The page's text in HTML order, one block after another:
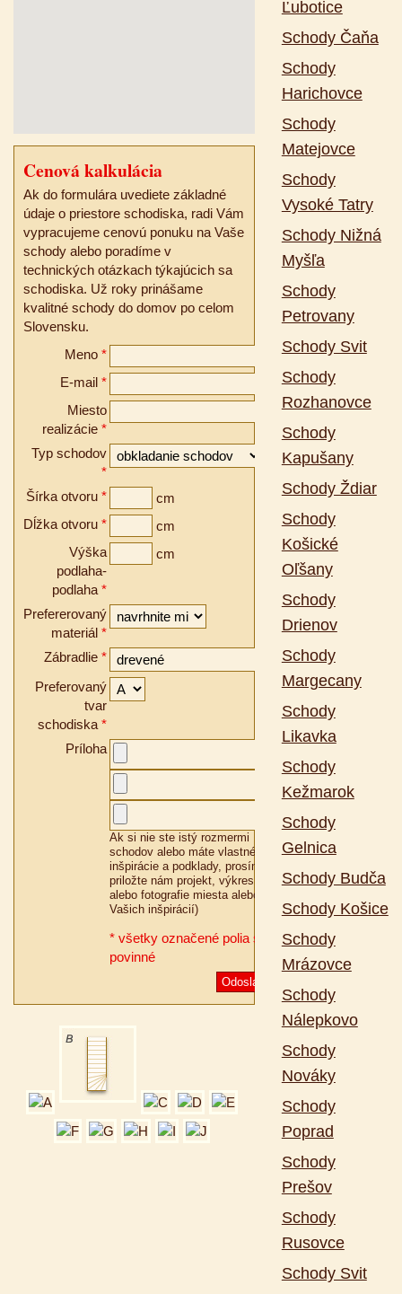
Cenová kalkulácia
Ak do formulára uvediete základné
údaje o priestore schodiska, radi Vám
vypracujeme cenovú ponuku na Vaše
schody alebo poradíme v
technických otázkach týkajúcich sa
schodiska. Už roky prinášame
kvalitné schody do domov po celom
Slovensku.
Meno *
E-mail *
Miesto
realizácie *
Typ schodov
*
Šírka otvoru *
cm
Dĺžka otvoru *
cm
Výška
podlaha-
podlaha *
cm
Prefererovaný
materiál *
Zábradlie *
Preferovaný
tvar
schodiska *
Príloha
Ak si nie ste istý rozmermi
schodov alebo máte vlastné
inšpirácie a podklady, prosím,
priložte nám projekt, výkres
alebo fotografie miesta alebo
Vašich inšpirácií)
* všetky označené polia sú
povinné
Odoslať
Ľubotice
Schody Čaňa
Schody
Harichovce
Schody
Matejovce
Schody
Vysoké Tatry
Schody Nižná
Myšľa
Schody
Petrovany
Schody Svit
Schody
Rozhanovce
Schody
Kapušany
Schody Ždiar
Schody
Košické
Oľšany
Schody
Drienov
Schody
Margecany
Schody
Likavka
Schody
Kežmarok
Schody
Gelnica
Schody Budča
Schody Košice
Schody
Mrázovce
Schody
Nálepkovo
Schody
Nováky
Schody
Poprad
Schody
Prešov
Schody
Rusovce
Schody Svit